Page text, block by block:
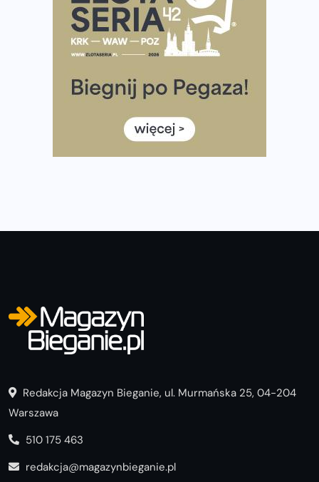
Już w tę sobotę 35. Bieg Powstania Warszawskiego.
Wystartuje rekordowa liczba uczestników
35. Bieg Powstania Warszawskiego – praktyczny
Ile razy w tygodniu biegać? 3 treningi wystarczą? Jak
często biegać, żeby robić postępy
Już w ten weekend! Przed nami Nocny Portowy Maraton
i Półmaraton Szczeciński. Wszystko, co warto wiedzieć
Redakcja Magazyn Bieganie, ul. Murmańska 25, 04-204
Warszawa
510 175 463
redakcja@magazynbieganie.pl